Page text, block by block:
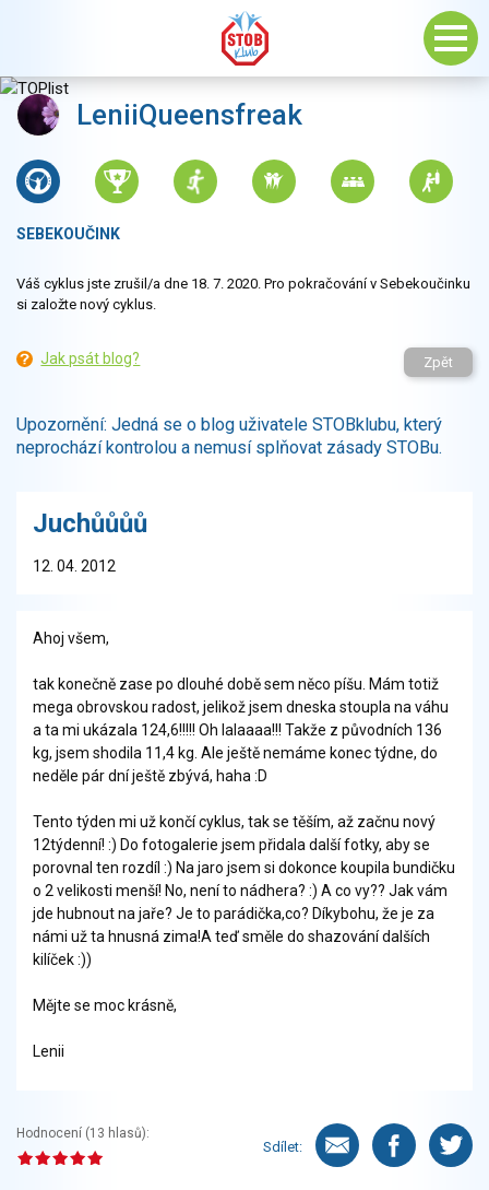
LeniiQueensfreak
SEBEKOUČINK
Váš cyklus jste zrušil/a dne 18. 7. 2020. Pro pokračování v Sebekoučinku
si založte nový cyklus.
Jak psát blog? Zpět
Upozornění: Jedná se o blog uživatele STOBklubu, který
neprochází kontrolou a nemusí splňovat zásady STOBu.
Juchůůůů
12. 04. 2012
Ahoj všem,
tak konečně zase po dlouhé době sem něco píšu. Mám totiž
mega obrovskou radost, jelikož jsem dneska stoupla na váhu
a ta mi ukázala 124,6!!!!! Oh lalaaaa!!! Takže z původních 136
kg, jsem shodila 11,4 kg. Ale ještě nemáme konec týdne, do
neděle pár dní ještě zbývá, haha :D
Tento týden mi už končí cyklus, tak se těším, až začnu nový
12týdenní! :) Do fotogalerie jsem přidala další fotky, aby se
porovnal ten rozdíl :) Na jaro jsem si dokonce koupila bundičku
o 2 velikosti menší! No, není to nádhera? :) A co vy?? Jak vám
jde hubnout na jaře? Je to parádička,co? Díkybohu, že je za
námi už ta hnusná zima!A teď směle do shazování dalších
kilíček :))
Mějte se moc krásně,
Lenii
Hodnocení (13 hlasů):
Sdílet: